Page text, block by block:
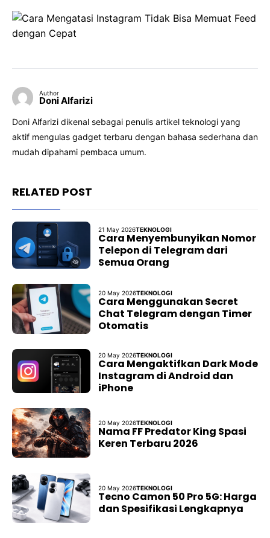
Author
Doni Alfarizi
Doni Alfarizi dikenal sebagai penulis artikel teknologi yang
aktif mengulas gadget terbaru dengan bahasa sederhana dan
mudah dipahami pembaca umum.
RELATED POST
21 May 2026TEKNOLOGI
Cara Menyembunyikan Nomor
Telepon di Telegram dari
Semua Orang
20 May 2026TEKNOLOGI
Cara Menggunakan Secret
Chat Telegram dengan Timer
Otomatis
20 May 2026TEKNOLOGI
Cara Mengaktifkan Dark Mode
Instagram di Android dan
iPhone
20 May 2026TEKNOLOGI
Nama FF Predator King Spasi
Keren Terbaru 2026
20 May 2026TEKNOLOGI
Tecno Camon 50 Pro 5G: Harga
dan Spesifikasi Lengkapnya